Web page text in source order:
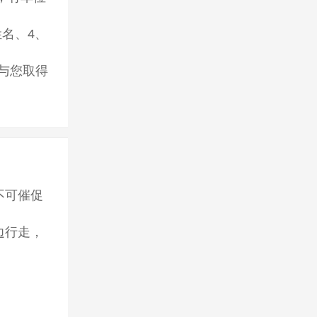
、4、
您取得
可催促
走，